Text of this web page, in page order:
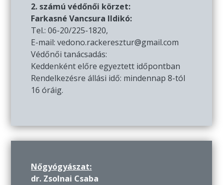
2. számú védőnői körzet:
Farkasné Vancsura Ildikó:
Tel.: 06-20/225-1820,
E-mail: vedono.rackeresztur@gmail.com
Védőnői tanácsadás:
Keddenként előre egyeztett időpontban
Rendelkezésre állási idő: mindennap 8-tól
16 óráig.
Nőgyógyászat:
dr. Zsolnai Csaba